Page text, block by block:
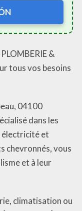
&
tous vos besoins
04100
dans les
électricité et
chevronnés, vous
et à leur
climatisation ou